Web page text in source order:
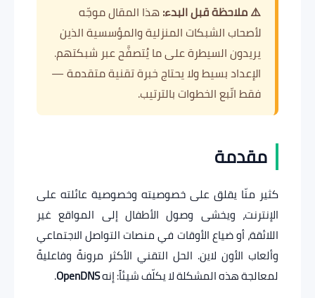
⚠️ ملاحظة قبل البدء:هذا المقال موجّه
لأصحاب الشبكات المنزلية والمؤسسية الذين
يريدون السيطرة على ما يُتصفَّح عبر شبكتهم.
الإعداد بسيط ولا يحتاج خبرة تقنية متقدمة —
فقط اتّبع الخطوات بالترتيب.
مقدمة
كثير منّا يقلق على خصوصيته وخصوصية عائلته على
الإنترنت، ويخشى وصول الأطفال إلى المواقع غير
اللائقة، أو ضياع الأوقات في منصات التواصل الاجتماعي
وألعاب الأون لاين. الحل التقني الأكثر مرونةً وفاعليةً
لمعالجة هذه المشكلة لا يكلّف شيئاً: إنهOpenDNS
.